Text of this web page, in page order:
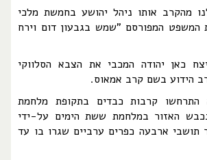
מהקרב אותו ניהל יהושע בחמשת מלכי
המשפט המפורסם "שמש בגבעון דום וירח
כאן יהודה המכבי את הצבא הסלווקי
הידוע בשם קרב אמאוס.
התרחשו קרבות כבדים בתקופת מלחמת
האזור במלחמת ששת הימים על-ידי
תושבי ארבעה כפרים ערביים שגרו בו עד